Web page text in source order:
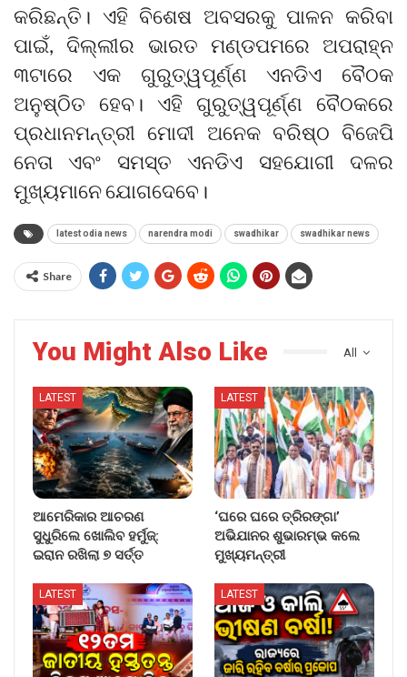
କରିଛନ୍ତି। ଏହି ବିଶେଷ ଅବସରକୁ ପାଳନ କରିବା
ପାଇଁ, ଦିଲ୍ଲୀର ଭାରତ ମଣ୍ଡପମରେ ଅପରାହ୍ନ
୩ଟାରେ ଏକ ଗୁରୁତ୍ୱପୂର୍ଣ୍ଣ ଏନଡିଏ ବୈଠକ
ଅନୁଷ୍ଠିତ ହେବ। ଏହି ଗୁରୁତ୍ୱପୂର୍ଣ୍ଣ ବୈଠକରେ
ପ୍ରଧାନମନ୍ତ୍ରୀ ମୋଦୀ ଅନେକ ବରିଷ୍ଠ ବିଜେପି
ନେତା ଏବଂ ସମସ୍ତ ଏନଡିଏ ସହଯୋଗୀ ଦଳର
ମୁଖ୍ୟମାନେ ଯୋଗଦେବେ।
latest odia news narendra modi swadhikar swadhikar news
Share
All
You Might Also Like
LATEST
ଆମେରିକାର ଆଚରଣ
ସୁଧୁରିଲେ ଖୋଲିବ ହର୍ମୁଜ୍:
ଇରାନ ରଖିଲା ୭ ସର୍ତ୍ତ
LATEST
‘ଘରେ ଘରେ ତ୍ରିରଙ୍ଗା’
ଅଭିଯାନର ଶୁଭାରମ୍ଭ କଲେ
ମୁଖ୍ୟମନ୍ତ୍ରୀ
LATEST LATEST